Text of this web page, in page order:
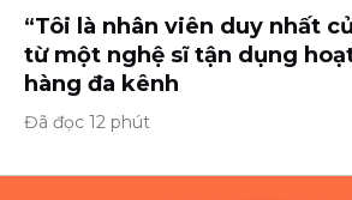
“Tôi là nhân viên duy nhất
từ một nghệ sĩ tận dụng
hàng đa kênh
Đã đọc 12 phút